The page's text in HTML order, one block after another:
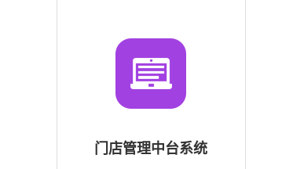
门店管理中台系统